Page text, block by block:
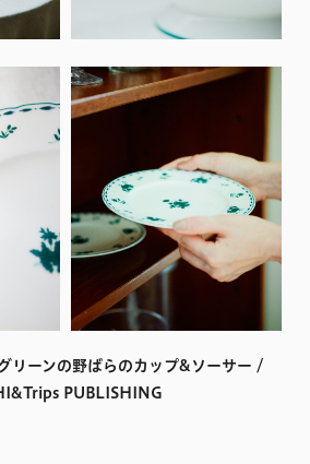
リーンの野ばらのカップ&ソーサー /
PUBLISHING